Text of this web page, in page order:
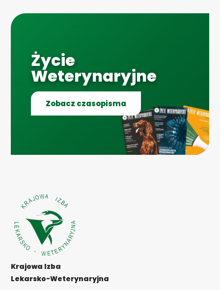
Życie
Weterynaryjne
Zobacz czasopisma
Krajowa Izba
Lekarsko-Weterynaryjna